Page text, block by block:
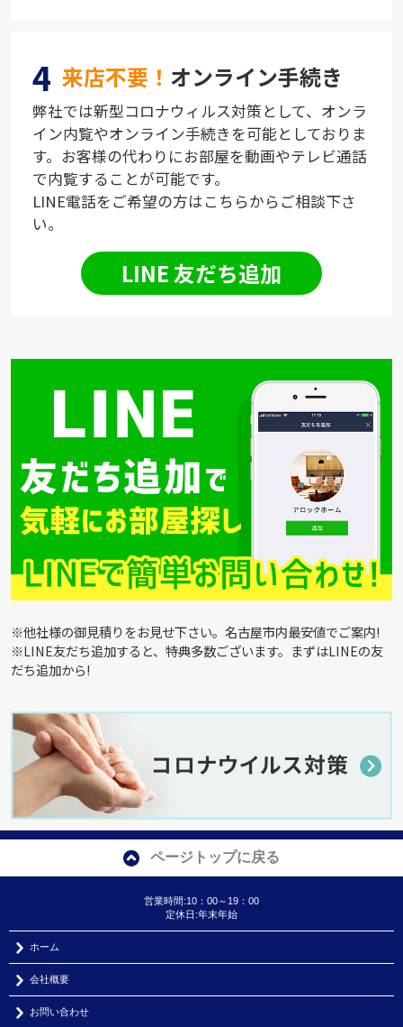
4 来店不要！ オンライン手続き
弊社では新型コロナウィルス対策として、オンラ
イン内覧やオンライン手続きを可能としておりま
す。お客様の代わりにお部屋を動画やテレビ通話
で内覧することが可能です。
LINE電話をご希望の方はこちらからご相談下さ
い。
LINE 友だち追加
※他社様の御見積りをお見せ下さい。名古屋市内最安値でご案内!
※LINE友だち追加すると、特典多数ございます。まずはLINEの友
だち追加から!
ページトップに戻る
営業時間:10：00～19：00
定休日:年末年始
ホーム
会社概要
お問い合わせ